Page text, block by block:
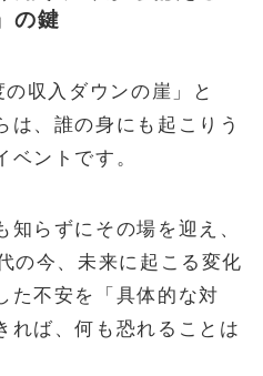
の鍵
収入ダウンの崖」と
は、誰の身にも起こりう
ベントです。
らずにその場を迎え、
の今、未来に起こる変化
た不安を「具体的な対
れば、何も恐れることは